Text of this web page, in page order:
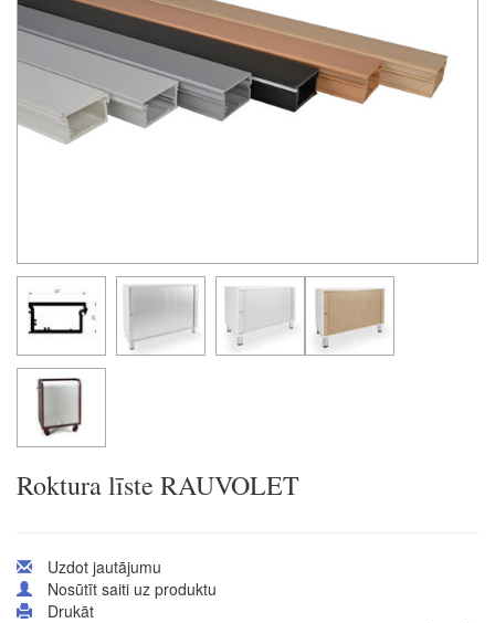
Roktura līste RAUVOLET
Uzdot jautājumu
Nosūtīt saiti uz produktu
Drukāt